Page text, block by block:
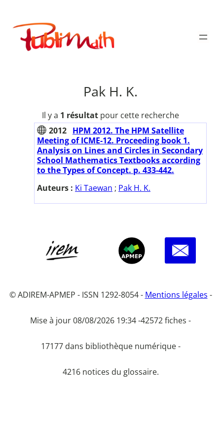
contenu
Publimath
Pak H. K.
Il y a 1 résultat pour cette recherche
2012 HPM 2012. The HPM Satellite
Meeting of ICME-12. Proceeding book 1.
Analysis on Lines and Circles in Secondary
School Mathematics Textbooks according
to the Types of Concept. p. 433-442.
Auteurs : Ki Taewan ; Pak H. K.
© ADIREM-APMEP - ISSN 1292-8054 - Mentions légales -
Mise à jour 08/08/2026 19:34 -42572 fiches -
17177 dans bibliothèque numérique -
4216 notices du glossaire.